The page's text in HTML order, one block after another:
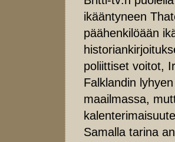
ikääntyneen
päähenkilöään
poliittiset voitot,
Falklandin
maailmassa,
Samalla tarina